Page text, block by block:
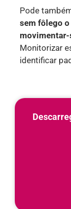
Pode
sem fôlego
movimentar-
Monitorizar
identificar